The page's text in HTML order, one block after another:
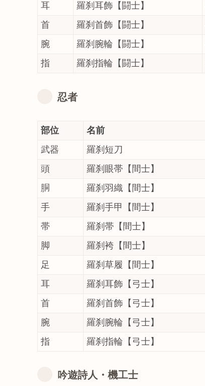
耳
羅刹耳飾【闘士】
首
羅刹首飾【闘士】
腕
羅刹腕輪【闘士】
指
羅刹指輪【闘士】
忍者
部位 名前
武器
羅刹短刀
頭
羅刹眼帯【間士】
胴
羅刹羽織【間士】
手
羅刹手甲【間士】
帯
羅刹帯【間士】
脚
羅刹袴【間士】
足
羅刹草履【間士】
耳
羅刹耳飾【弓士】
首
羅刹首飾【弓士】
腕
羅刹腕輪【弓士】
指
羅刹指輪【弓士】
吟遊詩人・機工士